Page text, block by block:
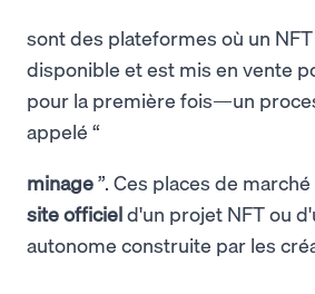
sont des plateformes où un
disponible et est mis en vente
pour la première fois—un
appelé “
minage”. Ces places de
site officield'un projet NFT ou
autonome construite par les